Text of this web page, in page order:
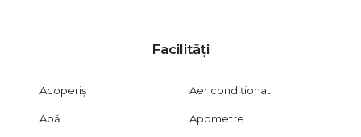
Pentru detalii sau vizionare, ne găsești aici – mereu cu busola
Facilități
Acoperiș Aer condiționat
Apă Apometre